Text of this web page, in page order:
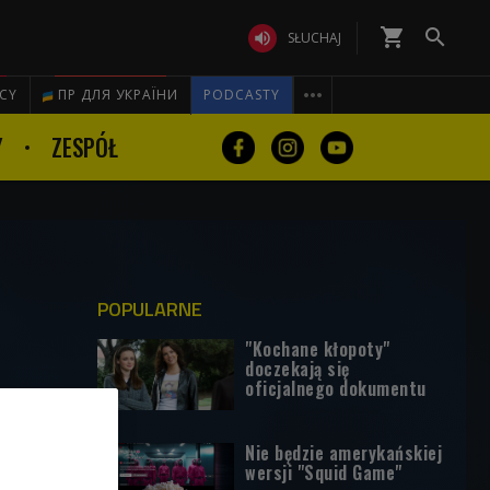
 SŁUCHAJ shopping_cart 
ПР ДЛЯ УКРАЇНИ PODCASTY 
ZESPÓŁ
POPULARNE
"Kochane kłopoty"
doczekają się
oficjalnego dokumentu
Nie będzie amerykańskiej
wersji "Squid Game"